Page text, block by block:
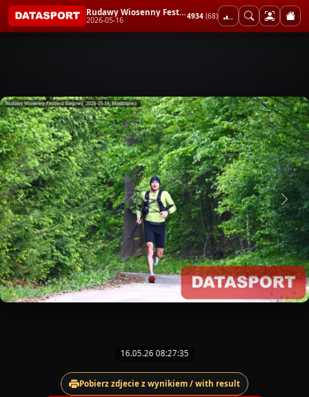
Rudawy Wiosenny Festiwal Biegowy
2026-05-16 4934 (68)
16.05.26 08:27:35
Pobierz zdjecie z wynikiem / with result